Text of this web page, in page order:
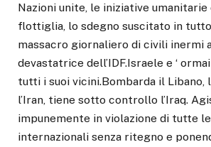
Nazioni unite, le iniziative umanitarie
flottiglia, lo sdegno suscitato in
massacro giornaliero di civili inermi
devastatrice dell’IDF.Israele e ‘
tutti i suoi vicini.Bombarda il Libano,
l’Iran, tiene sotto controllo l’Iraq.
impunemente in violazione di tutte
internazionali senza ritegno e